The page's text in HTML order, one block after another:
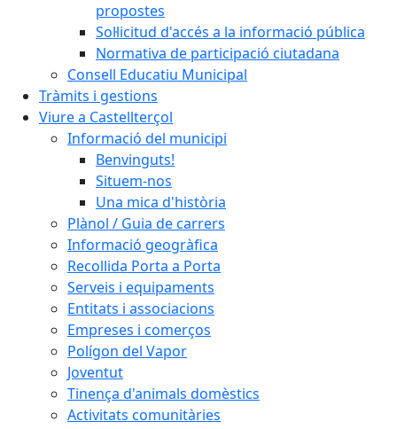
propostes
Sol·licitud d'accés a la informació pública
Normativa de participació ciutadana
Consell Educatiu Municipal
Tràmits i gestions
Viure a Castellterçol
Informació del municipi
Benvinguts!
Situem-nos
Una mica d'història
Plànol / Guia de carrers
Informació geogràfica
Recollida Porta a Porta
Serveis i equipaments
Entitats i associacions
Empreses i comerços
Polígon del Vapor
Joventut
Tinença d'animals domèstics
Activitats comunitàries